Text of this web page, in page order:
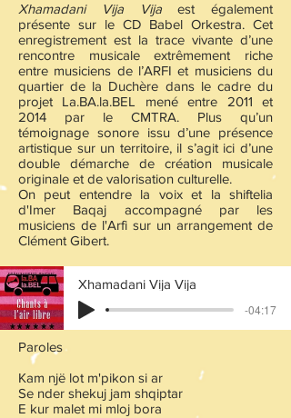
Xhamadani Vija Vijaest également
présente sur le CD Babel Orkestra. Cet
enregistrement est la trace vivante d’une
rencontre musicale extrêmement riche
entre musiciens de l’ARFI et musiciens du
quartier de la Duchère dans le cadre du
projet La.BA.la.BEL mené entre 2011 et
2014 par le CMTRA. Plus qu’un
témoignage sonore issu d’une présence
artistique sur un territoire, il s’agit ici d’une
double démarche de création musicale
originale et de valorisation culturelle.
On peut entendre la voix et la shiftelia
d'Imer Baqaj accompagné par les
musiciens de l'Arfi sur un arrangement de
Clément Gibert.
Xhamadani Vija Vija
-04:17
Paroles
Kam një lot m'pikon si ar
Se nder shekuj jam shqiptar
E kur malet mi mloj bora